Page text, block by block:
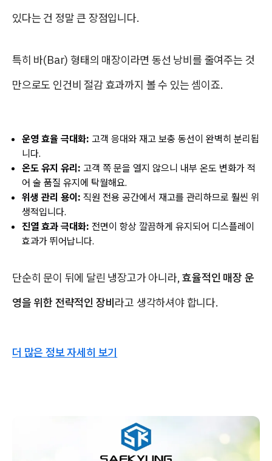
있다는 건 정말 큰 장점입니다.
특히 바(Bar) 형태의 매장이라면 동선 낭비를 줄여주는 것
만으로도 인건비 절감 효과까지 볼 수 있는 셈이죠.
운영 효율 극대화: 고객 응대와 재고 보충 동선이 완벽히 분리됩
니다.
온도 유지 유리: 고객 쪽 문을 열지 않으니 내부 온도 변화가 적
어 술 품질 유지에 탁월해요.
위생 관리 용이: 직원 전용 공간에서 재고를 관리하므로 훨씬 위
생적입니다.
진열 효과 극대화: 전면이 항상 깔끔하게 유지되어 디스플레이
효과가 뛰어납니다.
단순히 문이 뒤에 달린 냉장고가 아니라,효율적인 매장 운
영을 위한 전략적인 장비라고 생각하셔야 합니다.
더 많은 정보 자세히 보기